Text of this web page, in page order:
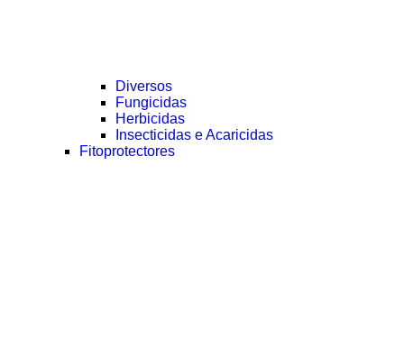
Diversos
Fungicidas
Herbicidas
Insecticidas e Acaricidas
Fitoprotectores